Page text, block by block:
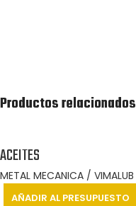
Productos relacionados
ACEITES
METAL MECANICA / VIMALUB
AÑADIR AL PRESUPUESTO